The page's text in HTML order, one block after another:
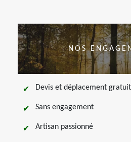
NOS
Devis et déplacement
Sans engagement
Artisan passionné